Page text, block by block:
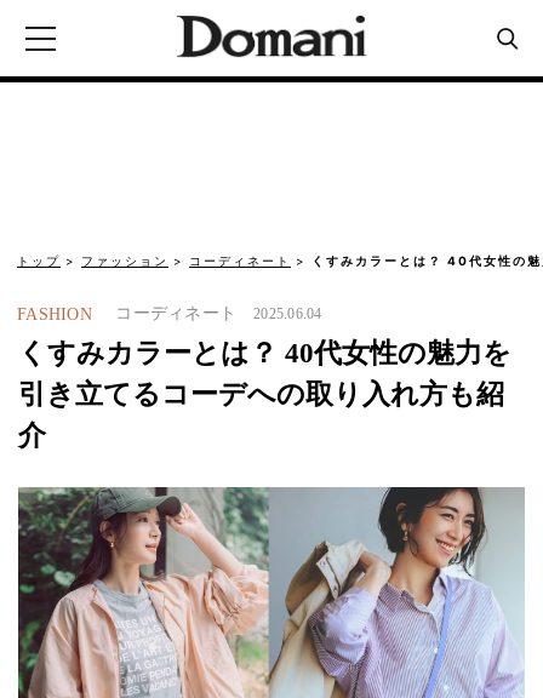
トップ ファッション コーディネート くすみカラーとは？ 40代女性の
FASHION コーディネート 2025.06.04
くすみカラーとは？ 40代女性の魅力を
引き立てるコーデへの取り入れ方も紹
介